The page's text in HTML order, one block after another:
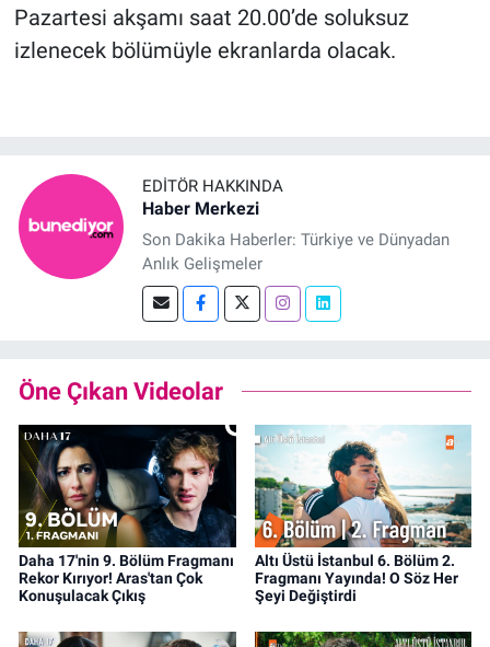
Pazartesi akşamı saat 20.00’de soluksuz
izlenecek bölümüyle ekranlarda olacak.
EDITÖR HAKKINDA
Haber Merkezi
Son Dakika Haberler: Türkiye ve Dünyadan
Anlık Gelişmeler
Öne Çıkan Videolar
Daha 17'nin 9. Bölüm Fragmanı
Rekor Kırıyor! Aras'tan Çok
Konuşulacak Çıkış
Altı Üstü İstanbul 6. Bölüm 2.
Fragmanı Yayında! O Söz Her
Şeyi Değiştirdi